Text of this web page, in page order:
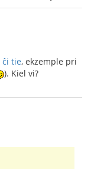
ĉi tie, ekzemple pri
). Kiel vi?